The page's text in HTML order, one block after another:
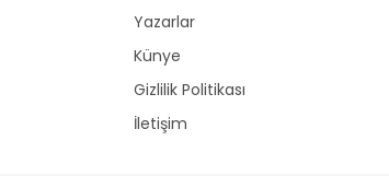
Yazarlar
Künye
Gizlilik Politikası
İletişim